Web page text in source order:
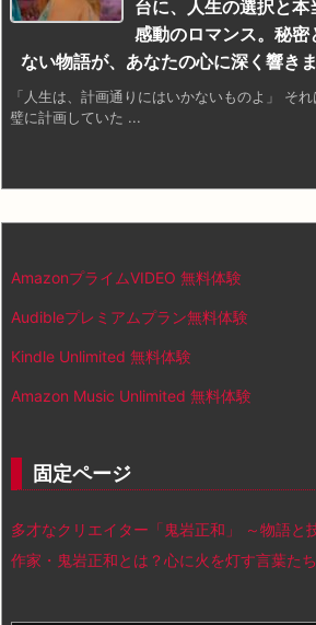
台に、人生の選択と本
感動のロマンス。秘密
ない物語が、あなたの心に深く響きま
「人生は、計画通りにはいかないものよ」 そ
璧に計画していた ...
AmazonプライムVIDEO 無料体験
Audibleプレミアムプラン無料体験
Kindle Unlimited 無料体験
Amazon Music Unlimited 無料体験
固定ページ
多才なクリエイター「鬼岩正和」 ～物語と
作家・鬼岩正和とは？心に火を灯す言葉たち